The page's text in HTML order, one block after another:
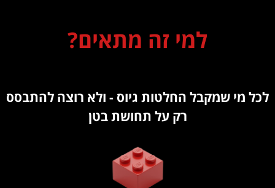
למי זה מתאים?
לכל מי שמקבל החלטות גיוס - ולא רוצה להתבסס
רק על תחושת בטן